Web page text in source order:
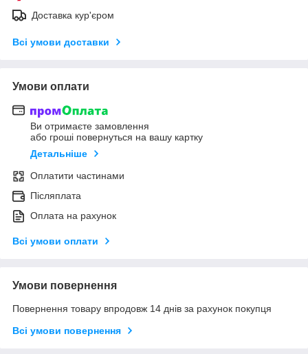
Доставка кур'єром
Всі умови доставки
Умови оплати
Ви отримаєте замовлення
або гроші повернуться на вашу картку
Детальніше
Оплатити частинами
Післяплата
Оплата на рахунок
Всі умови оплати
Умови повернення
Повернення товару впродовж 14 днів за рахунок покупця
Всі умови повернення